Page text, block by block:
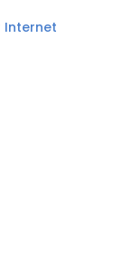
Internet